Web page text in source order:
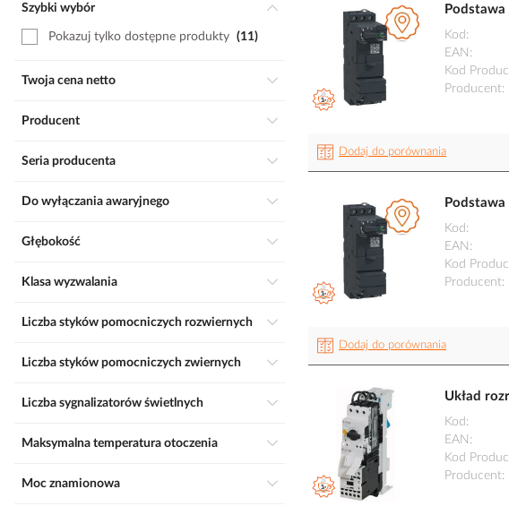
Podstawa
Kod
EAN
Kod
Producent
Dodaj do porównania
Podstawa
Kod
EAN
Kod
Producent
Dodaj do porównania
Układ
Kod
EAN
Kod
Producent
Szybki wybór
Pokazuj tylko dostępne produkty 11
Twoja cena netto
Producent
Seria producenta
Do wyłączania awaryjnego
Głębokość
Klasa wyzwalania
Liczba styków pomocniczych rozwiernych
Liczba styków pomocniczych zwiernych
Liczba sygnalizatorów świetlnych
Maksymalna temperatura otoczenia
Moc znamionowa